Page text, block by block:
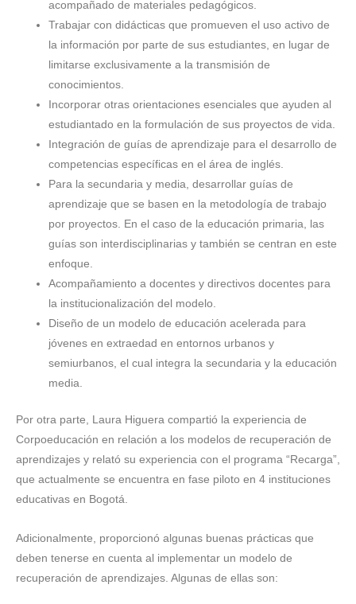
acompañado de materiales pedagógicos.
Trabajar con didácticas que promueven el uso activo de
la información por parte de sus estudiantes, en lugar de
limitarse exclusivamente a la transmisión de
conocimientos.
Incorporar otras orientaciones esenciales que ayuden al
estudiantado en la formulación de sus proyectos de vida.
Integración de guías de aprendizaje para el desarrollo de
competencias específicas en el área de inglés.
Para la secundaria y media, desarrollar guías de
aprendizaje que se basen en la metodología de trabajo
por proyectos. En el caso de la educación primaria, las
guías son interdisciplinarias y también se centran en este
enfoque.
Acompañamiento a docentes y directivos docentes para
la institucionalización del modelo.
Diseño de un modelo de educación acelerada para
jóvenes en extraedad en entornos urbanos y
semiurbanos, el cual integra la secundaria y la educación
media.
Por otra parte, Laura Higuera compartió la experiencia de
Corpoeducación en relación a los modelos de recuperación de
aprendizajes y relató su experiencia con el programa “Recarga”,
que actualmente se encuentra en fase piloto en 4 instituciones
educativas en Bogotá.
Adicionalmente, proporcionó algunas buenas prácticas que
deben tenerse en cuenta al implementar un modelo de
recuperación de aprendizajes. Algunas de ellas son: